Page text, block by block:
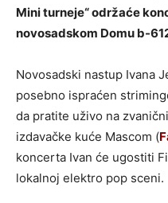
Mini turneje“ održaće
novosadskom Domu b-
Novosadski nastup Ivana
posebno ispraćen
da pratite uživo na
izdavačke kuće Mascom (
koncerta Ivan će ugostiti
lokalnoj elektro pop sceni.